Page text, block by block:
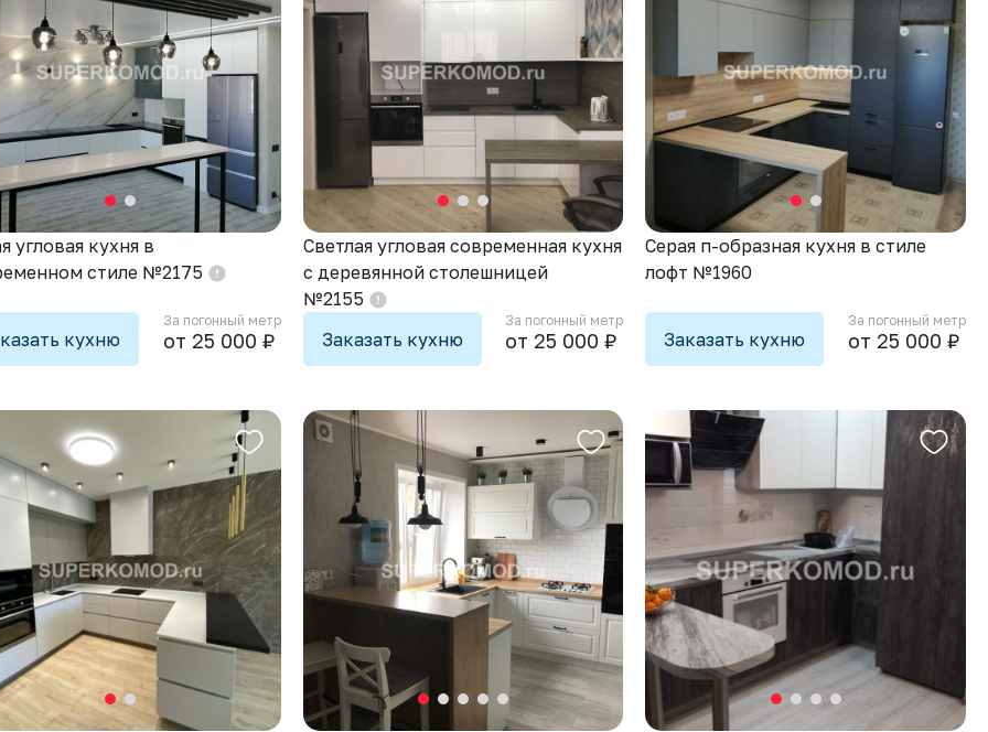
угловая кухня в
стиле №2175
кухню
За погонный метр
от 25 000 ₽
Светлая угловая современная кухня
с деревянной столешницей
№2155
Заказать кухню
За погонный метр
от 25 000 ₽
Серая п-образная кухня в стиле
лофт №1960
Заказать кухню
За погонный метр
от 25 000 ₽